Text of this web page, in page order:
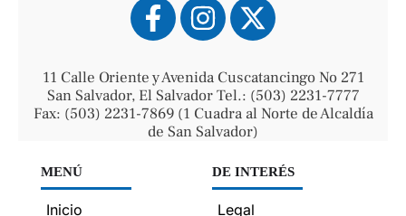
11 Calle Oriente y Avenida Cuscatancingo No 271
San Salvador, El Salvador Tel.: (503) 2231-7777
Fax: (503) 2231-7869 (1 Cuadra al Norte de Alcaldía
de San Salvador)
MENÚ
Inicio
DE INTERÉS
Legal